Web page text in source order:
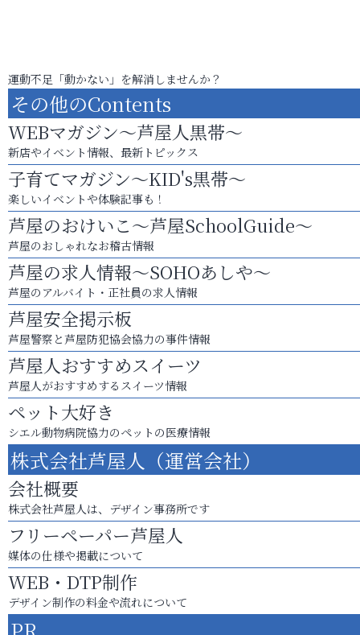
運動不足「動かない」を解消しませんか？
その他のContents
WEBマガジン～芦屋人黒帯～
新店やイベント情報、最新トピックス
子育てマガジン～KID's黒帯～
楽しいイベントや体験記事も！
芦屋のおけいこ～芦屋SchoolGuide～
芦屋のおしゃれなお稽古情報
芦屋の求人情報～SOHOあしや～
芦屋のアルバイト・正社員の求人情報
芦屋安全掲示板
芦屋警察と芦屋防犯協会協力の事件情報
芦屋人おすすめスイーツ
芦屋人がおすすめするスイーツ情報
ペット大好き
シエル動物病院協力のペットの医療情報
株式会社芦屋人（運営会社）
会社概要
株式会社芦屋人は、デザイン事務所です
フリーペーパー芦屋人
媒体の仕様や掲載について
WEB・DTP制作
デザイン制作の料金や流れについて